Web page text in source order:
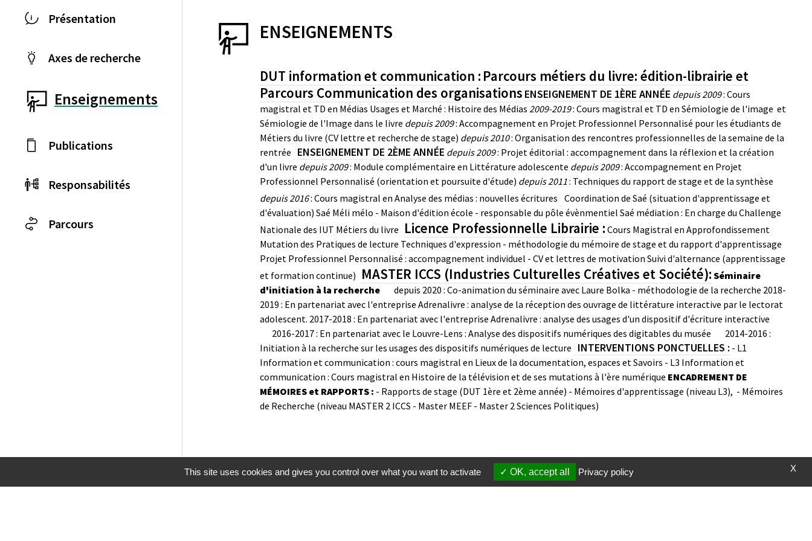
Présentation
Axes de recherche
Enseignements
Publications
Responsabilités
Parcours
ENSEIGNEMENTS
DUT information et communication : Parcours métiers du livre: édition-librairie et
Parcours Communication des organisations ENSEIGNEMENT DE 1ÈRE ANNÉE depuis 2009: Cours
magistral et TD en Médias Usages et Marché : Histoire des Médias 2009-2019: Cours magistral et TD en Sémiologie de l'image et
Sémiologie de l'Image dans le livre depuis 2009: Accompagnement en Projet Professionnel Personnalisé pour les étudiants de
Métiers du livre (CV lettre et recherche de stage) depuis 2010: Organisation des rencontres professionnelles de la semaine de la
rentrée ENSEIGNEMENT DE 2ÈME ANNÉE depuis 2009: Projet éditorial : accompagnement dans la réflexion et la création
d'un livre depuis 2009: Module complémentaire en Littérature adolescente depuis 2009: Accompagnement en Projet
Professionnel Personnalisé (orientation et poursuite d'étude) depuis 2011: Techniques du rapport de stage et de la synthèse
depuis 2016: Cours magistral en Analyse des médias : nouvelles écritures Coordination de Saé (situation d'apprentissage et
d'évaluation) Saé Méli mélo - Maison d'édition école - responsable du pôle évènmentiel Saé médiation : En charge du Challenge
Nationale des IUT Métiers du livre Licence Professionnelle Librairie : Cours Magistral en Approfondissement
Mutation des Pratiques de lecture Techniques d'expression - méthodologie du mémoire de stage et du rapport d'apprentissage
Projet Professionnel Personnalisé : accompagnement individuel - CV et lettres de motivation Suivi d'alternance (apprentissage
et formation continue) MASTER ICCS (Industries Culturelles Créatives et Société): Séminaire
d'initiation à la recherche
depuis 2020 : Co-animation du séminaire avec Laure Bolka - méthodologie de la recherche 2018-
2019 : En partenariat avec l'entreprise Adrenalivre : analyse de la réception des ouvrage de littérature interactive par le lectorat
adolescent. 2017-2018 : En partenariat avec l'entreprise Adrenalivre : analyse des usages d'un dispositif d'écriture interactive
2016-2017 : En partenariat avec le Louvre-Lens : Analyse des dispositifs numériques des digitables du musée
2014-2016 :
Initiation à la recherche sur les usages des dispositifs numériques de lecture INTERVENTIONS PONCTUELLES : - L1
Information et communication : cours magistral en Lieux de la documentation, espaces et Savoirs - L3 Information et
communication : Cours magistral en Histoire de la télévision et de ses mutations à l'ère numérique ENCADREMENT DE
MÉMOIRES et RAPPORTS : - Rapports de stage (DUT 1ère et 2ème année) - Mémoires d'apprentissage (niveau L3), - Mémoires
de Recherche (niveau MASTER 2 ICCS - Master MEEF - Master 2 Sciences Politiques)
X
This site uses cookies and gives you control over what you want to activate OK, accept all Privacy policy